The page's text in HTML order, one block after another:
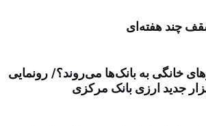
چند هفته‌ای
خانگی به بانک‌ها می‌روند؟/ رونمایی
جدید ارزی بانک مرکزی